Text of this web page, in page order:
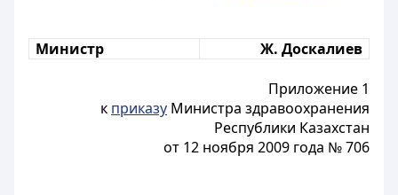
Министр Ж. Доскалиев
Приложение 1
к приказу Министра здравоохранения
Республики Казахстан
от 12 ноября 2009 года № 706